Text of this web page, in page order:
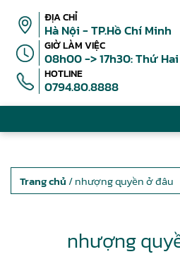
ĐỊA CHỈ
Hà Nội - TP.Hồ Chí Minh
GIỜ LÀM VIỆC
08h00 -> 17h30: Thứ
HOTLINE
0794.80.8888
Trang chủ / nhượng quyền ở đâu
nhượng